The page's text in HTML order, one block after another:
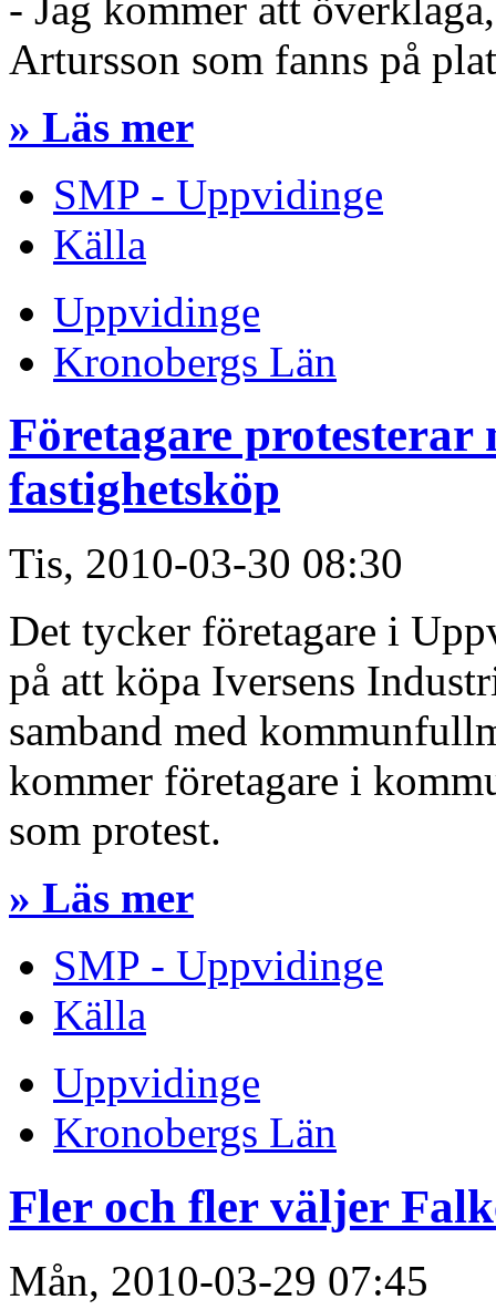
Artursson som fanns på
» Läs mer
SMP - Uppvidinge
Källa
Uppvidinge
Kronobergs Län
Företagare protesterar
fastighetsköp
Tis, 2010-03-30 08:30
Det tycker företagare i
på att köpa Iversens
samband med
kommer företagare i
som protest.
» Läs mer
SMP - Uppvidinge
Källa
Uppvidinge
Kronobergs Län
Fler och fler väljer
Mån, 2010-03-29 07:45